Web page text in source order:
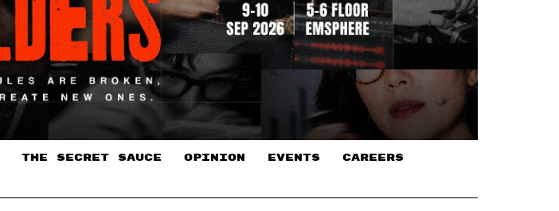
THE SECRET SAUCE​ OPINION EVENTS CAREERS